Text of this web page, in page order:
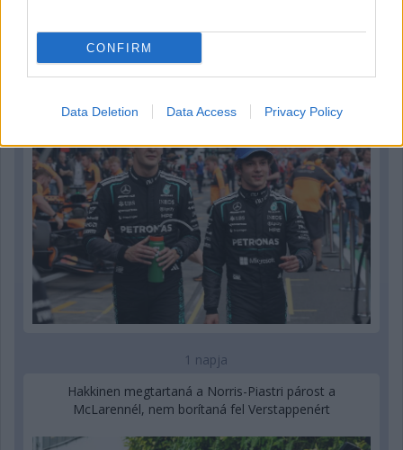
CONFIRM
Data Deletion Data Access Privacy Policy
Montoya szerint Antonelli kedvessége sem segít
1 napja
Hakkinen megtartaná a Norris-Piastri párost a
McLarennél, nem borítaná fel Verstappenért